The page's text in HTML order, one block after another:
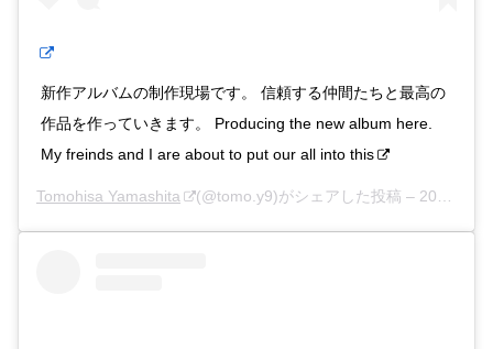
新作アルバムの制作現場です。 信頼する仲間たちと最高の
作品を作っていきます。 Producing the new album here.
My freinds and I are about to put our all into this
Tomohisa Yamashita (@tomo.y9)がシェアした投稿 – 2020年 3月月12日午後8時08分PDT